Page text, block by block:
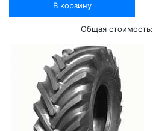
В корзину
Общая стоимость: